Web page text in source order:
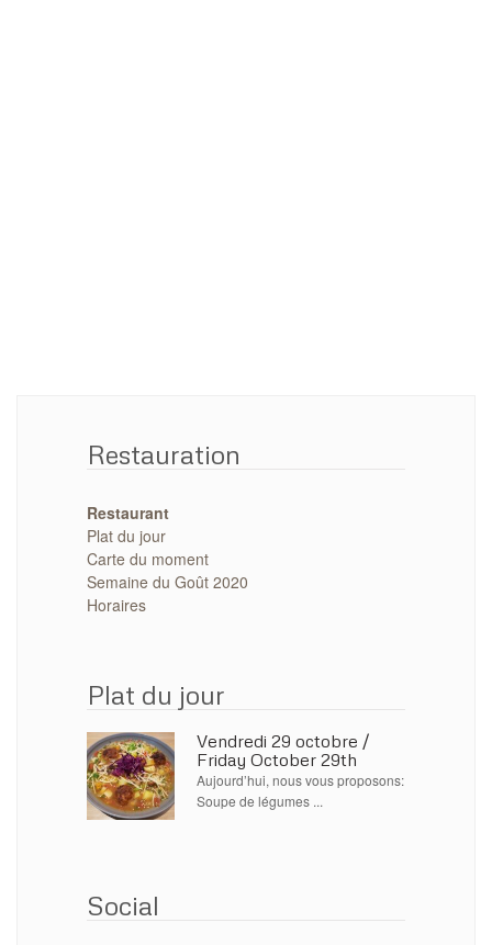
Restauration
Restaurant
Plat du jour
Carte du moment
Semaine du Goût 2020
Horaires
Plat du jour
Vendredi 29 octobre /
Friday October 29th
Aujourd’hui, nous vous proposons:
Soupe de légumes ...
Social